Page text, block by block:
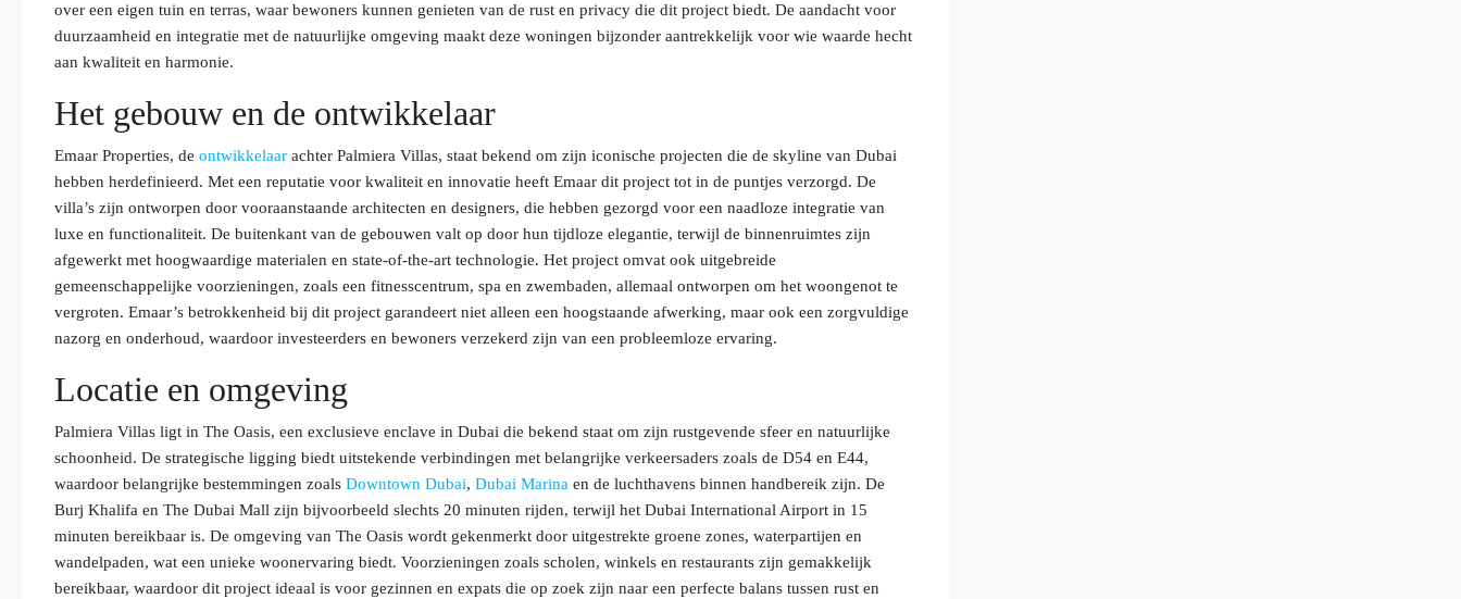
over een eigen tuin en terras, waar bewoners kunnen genieten van de rust en privacy die dit project biedt. De aandacht voor
duurzaamheid en integratie met de natuurlijke omgeving maakt deze woningen bijzonder aantrekkelijk voor wie waarde hecht
aan kwaliteit en harmonie.
Het gebouw en de ontwikkelaar
Emaar Properties, de ontwikkelaar achter Palmiera Villas, staat bekend om zijn iconische projecten die de skyline van Dubai
hebben herdefinieerd. Met een reputatie voor kwaliteit en innovatie heeft Emaar dit project tot in de puntjes verzorgd. De
villa’s zijn ontworpen door vooraanstaande architecten en designers, die hebben gezorgd voor een naadloze integratie van
luxe en functionaliteit. De buitenkant van de gebouwen valt op door hun tijdloze elegantie, terwijl de binnenruimtes zijn
afgewerkt met hoogwaardige materialen en state-of-the-art technologie. Het project omvat ook uitgebreide
gemeenschappelijke voorzieningen, zoals een fitnesscentrum, spa en zwembaden, allemaal ontworpen om het woongenot te
vergroten. Emaar’s betrokkenheid bij dit project garandeert niet alleen een hoogstaande afwerking, maar ook een zorgvuldige
nazorg en onderhoud, waardoor investeerders en bewoners verzekerd zijn van een probleemloze ervaring.
Locatie en omgeving
Palmiera Villas ligt in The Oasis, een exclusieve enclave in Dubai die bekend staat om zijn rustgevende sfeer en natuurlijke
schoonheid. De strategische ligging biedt uitstekende verbindingen met belangrijke verkeersaders zoals de D54 en E44,
waardoor belangrijke bestemmingen zoals Downtown Dubai, Dubai Marina en de luchthavens binnen handbereik zijn. De
Burj Khalifa en The Dubai Mall zijn bijvoorbeeld slechts 20 minuten rijden, terwijl het Dubai International Airport in 15
minuten bereikbaar is. De omgeving van The Oasis wordt gekenmerkt door uitgestrekte groene zones, waterpartijen en
wandelpaden, wat een unieke woonervaring biedt. Voorzieningen zoals scholen, winkels en restaurants zijn gemakkelijk
bereikbaar, waardoor dit project ideaal is voor gezinnen en expats die op zoek zijn naar een perfecte balans tussen rust en